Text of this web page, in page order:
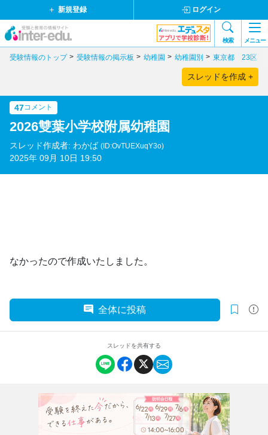
新規登録 ログイン
検索 メニュー
受験情報のトップ 受験情報の掲示板 幼稚園 幼稚園別 東京都 23区
スレッドを作成 +
47コメント
2026雙葉小学校附属幼稚園
スレッド作成者: わかば (ID:OvTUEXuqY3o)
2025年 09月 10日 19:50
なかったので作成いたしました。
全体に投稿
スレッドを共有する